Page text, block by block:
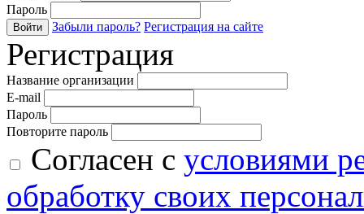
Пароль
Войти Забыли пароль? Регистрация на сайте
Регистрация
Название организации
E-mail
Пароль
Повторите пароль
Согласен с условиями
обработку своих